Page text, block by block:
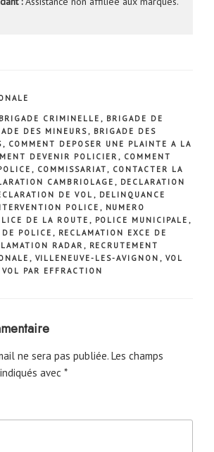
BRIGADE CRIMINELLE , BRIGADE DE
DES MINEURS, BRIGADE DES
, COMMENT DEPOSER UNE PLAINTE A LA
DEVENIR POLICIER , COMMENT
, COMMISSARIAT, CONTACTER LA
CAMBRIOLAGE , DECLARATION
DE VOL , DELINQUANCE
POLICE , NUMERO
DE LA ROUTE , POLICE MUNICIPALE ,
DE POLICE , RECLAMATION EXCE DE
RADAR , RECRUTEMENT
, VILLENEUVE-LES-AVIGNON , VOL
VOL PAR EFFRACTION
ne sera pas publiée. Les champs
avec *